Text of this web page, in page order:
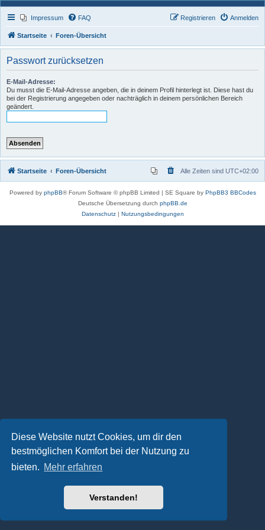
Diese Website nutzt Cookies, um dir den
bestmöglichen Komfort bei der Nutzung zu
bieten. Mehr erfahren
Verstanden!
Impressum FAQ Anmelden
Registrieren
Startseite Foren-Übersicht
Passwort zurücksetzen
E-Mail-Adresse:
Du musst die E-Mail-Adresse angeben, die in deinem Profil hinterlegt ist. Diese hast du
bei der Registrierung angegeben oder nachträglich in deinem persönlichen Bereich
geändert.
Startseite Foren-Übersicht Alle Zeiten sind UTC+02:00
Powered by phpBB® Forum Software © phpBB Limited | SE Square by PhpBB3 BBCodes
Deutsche Übersetzung durch phpBB.de
Datenschutz| Nutzungsbedingungen